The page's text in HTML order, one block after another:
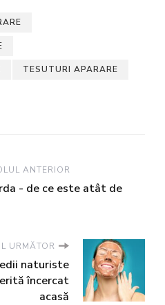
TESUTURI APARARE
ANTERIOR
- de ce este atât de
URMĂTOR
naturiste
încercat
acasă